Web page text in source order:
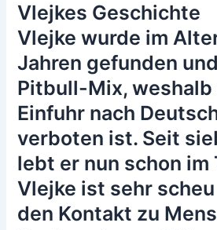
Vlejkes Geschichte
Vlejke wurde im
Jahren gefunden
Pitbull-Mix, weshalb
Einfuhr nach
verboten ist. Seit
lebt er nun schon im
Vlejke ist sehr
den Kontakt zu